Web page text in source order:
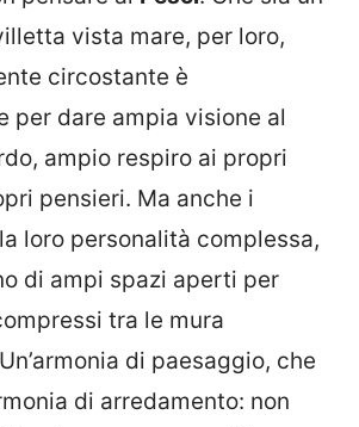
vista mare, per loro,
circostante è
per dare ampia visione al
ampio respiro ai propri
pensieri. Ma anche i
loro personalità complessa,
di ampi spazi aperti per
tra le mura
di paesaggio, che
di arredamento: non